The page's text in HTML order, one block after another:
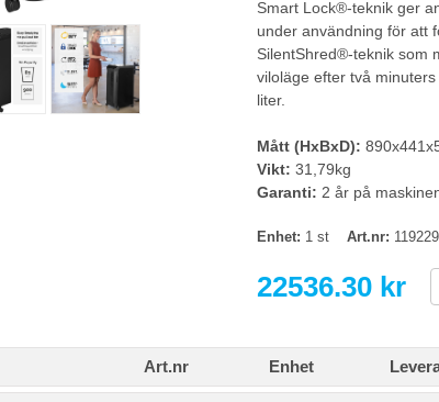
Smart Lock®-teknik ger
under användning för att
SilentShred®-teknik som
viloläge efter två
liter.
Mått (HxBxD):
Vikt: 31,79kg
Garanti: 2 år på
Enhet: 1 st Art.nr: 119229
22536.30 kr
Art.nr Enhet